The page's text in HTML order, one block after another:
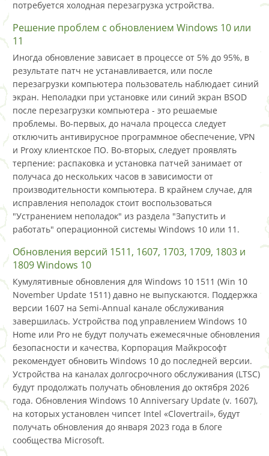
потребуется холодная перезагрузка устройства.
Решение проблем с обновлением Windows 10 или
11
Иногда обновление зависает в процессе от 5% до 95%, в
результате патч не устанавливается, или после
перезагрузки компьютера пользователь наблюдает синий
экран. Неполадки при установке или синий экран BSOD
после перезагрузки компьютера - это решаемые
проблемы. Во-первых, до начала процесса следует
отключить антивирусное программное обеспечение, VPN
и Proxy клиентское ПО. Во-вторых, следует проявлять
терпение: распаковка и установка патчей занимает от
получаса до нескольких часов в зависимости от
производительности компьютера. В крайнем случае, для
исправления неполадок стоит воспользоваться
"Устранением неполадок" из раздела "Запустить и
работать" операционной системы Windows 10 или 11.
Обновления версий 1511, 1607, 1703, 1709, 1803 и
1809 Windows 10
Кумулятивные обновления для Windows 10 1511 (Win 10
November Update 1511) давно не выпускаются. Поддержка
версии 1607 на Semi-Annual канале обслуживания
завершилась. Устройства под управлением Windows 10
Home или Pro не будут получать ежемесячные обновления
безопасности и качества, Корпорация Майкрософт
рекомендует обновить Windows 10 до последней версии.
Устройства на каналах долгосрочного обслуживания (LTSC)
будут продолжать получать обновления до октября 2026
года. Обновления Windows 10 Anniversary Update (v. 1607),
на которых установлен чипсет Intel «Clovertrail», будут
получать обновления до января 2023 года в блоге
сообщества Microsoft.